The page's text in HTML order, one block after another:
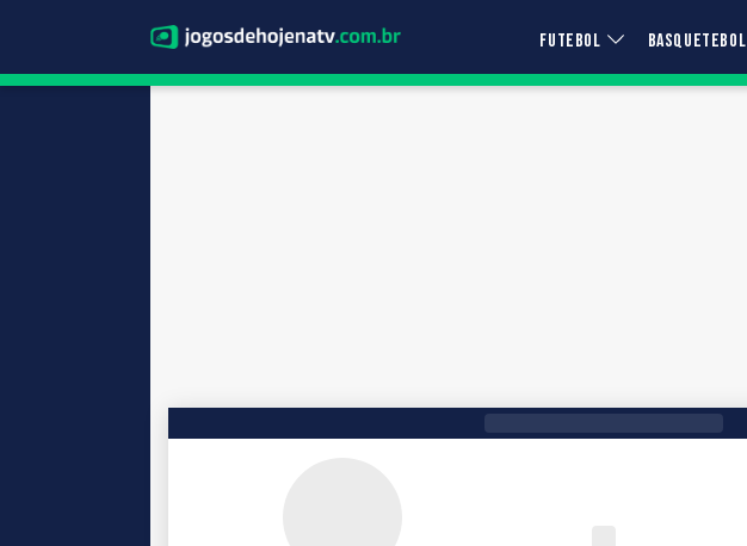
FUTEBOL BASQUETEBOL